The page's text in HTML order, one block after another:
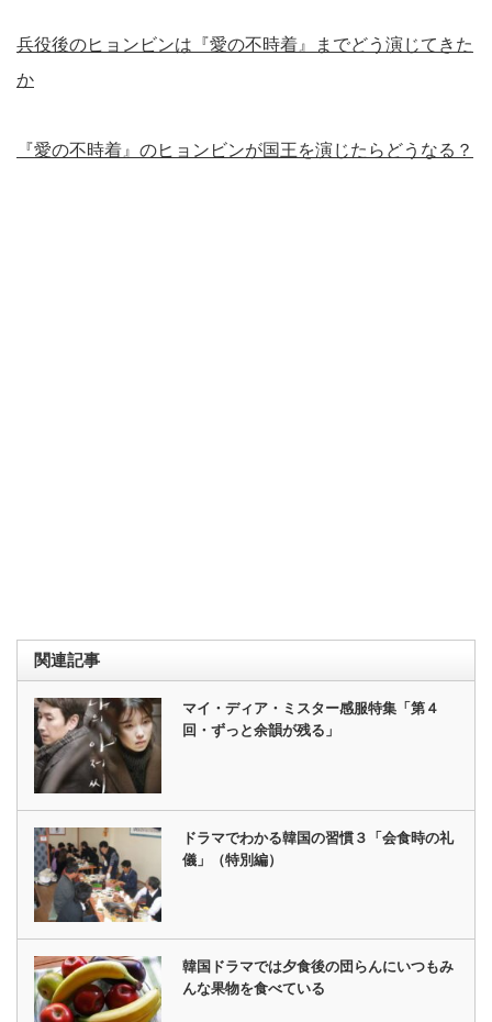
兵役後のヒョンビンは『愛の不時着』までどう演じてきた
か
『愛の不時着』のヒョンビンが国王を演じたらどうなる？
関連記事
マイ・ディア・ミスター感服特集「第４
回・ずっと余韻が残る」
ドラマでわかる韓国の習慣３「会食時の礼
儀」（特別編）
韓国ドラマでは夕食後の団らんにいつもみ
んな果物を食べている